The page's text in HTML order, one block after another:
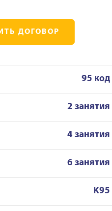
ДОГОВОР
95 код
2 занятия
4 занятия
6 занятия
K95